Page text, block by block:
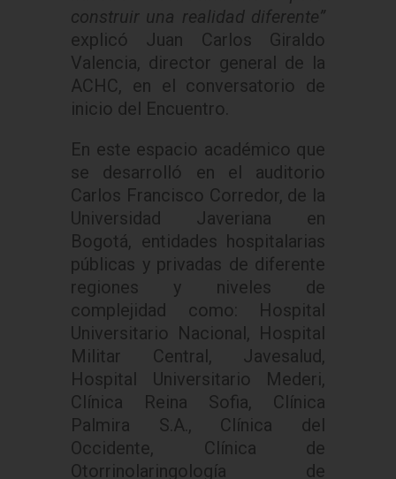
construir una realidad diferente”
explicó Juan Carlos Giraldo
Valencia, director general de la
ACHC, en el conversatorio de
inicio del Encuentro.
En este espacio académico que
se desarrolló en el auditorio
Carlos Francisco Corredor, de la
Universidad Javeriana en
Bogotá, entidades hospitalarias
públicas y privadas de diferente
regiones y niveles de
complejidad como: Hospital
Universitario Nacional, Hospital
Militar Central, Javesalud,
Hospital Universitario Mederi,
Clínica Reina Sofia, Clínica
Palmira S.A., Clínica del
Occidente, Clínica de
Otorrinolaringología de